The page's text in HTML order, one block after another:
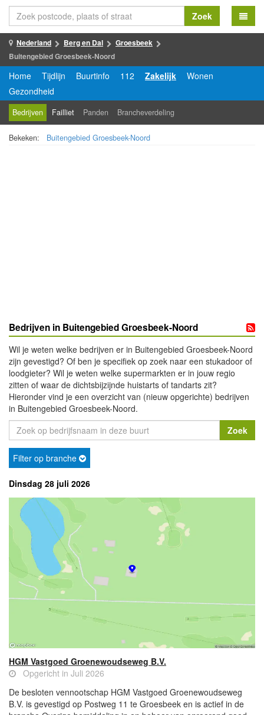
Zoek
Nederland Berg en Dal
Groesbeek
Buitengebied Groesbeek-Noord
Home Tijdlijn Buurtinfo 112 Zakelijk
Wonen
Gezondheid
Bedrijven Failliet Panden Brancheverdeling
Bekeken: Buitengebied Groesbeek-Noord
Bedrijven in Buitengebied Groesbeek-Noord
Wil je weten welke bedrijven er in Buitengebied Groesbeek-Noord
zijn gevestigd? Of ben je specifiek op zoek naar een stukadoor of
loodgieter? Wil je weten welke supermarkten er in jouw regio
zitten of waar de dichtsbijzijnde huistarts of tandarts zit?
Hieronder vind je een overzicht van (nieuw opgerichte) bedrijven
in Buitengebied Groesbeek-Noord.
Filter op branche
Dinsdag 28 juli 2026
HGM Vastgoed Groenewoudseweg B.V.
Opgericht in Juli 2026
De besloten vennootschap HGM Vastgoed Groenewoudseweg
B.V. is gevestigd op Postweg 11 te Groesbeek en is actief in de